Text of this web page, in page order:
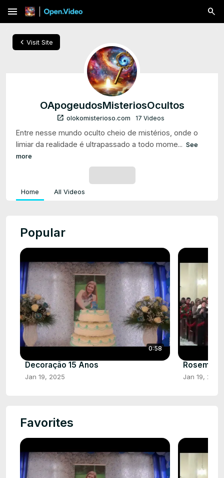
menu
chevron_left Visit Site
OApogeudosMisteriosOcultos
open_in_new olokomisterioso.com 17 Videos
Entre nesse mundo oculto cheio de mistérios, onde o
limiar da realidade é ultrapassado a todo mome... See
more
Home All Videos
Popular
0:58
Decoração 15 Anos
Jan 19, 2025
Rosemari
Jan 19, 2025
Favorites